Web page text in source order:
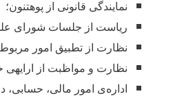
نمایندگی قانونی از پوهتنون؛
ریاست از جلسات شورای
نظارت از تطبیق امور
نظارت و مواظبت از ارایه‏ی
ادارهی امور مالی، حسابی،